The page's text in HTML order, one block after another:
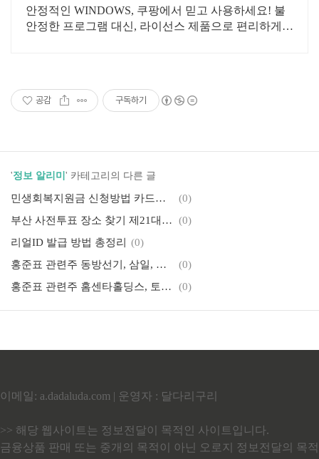
안정적인 WINDOWS, 쿠팡에서 믿고 사용하세요! 불
안정한 프로그램 대신, 라이선스 제품으로 편리하게
공감 구독하기
'정보 알리미 ' 카테고리의 다른 글
민생회복지원금 신청방법 카드사 및 은행 앱
(0)
부산 사전투표 장소 찾기 제21대 대통령선거 투표합시다
(0)
리얼ID 발급 방법 총정리
(0)
홍준표 관련주 동방선기, 삼일, 휴림에이텍 전망
(0)
홍준표 관련주 홈센타홀딩스, 토탈소프트, 세우글로벌 전망
(0)
이메일: a.dadaluda.com | 운영자 : 달다리구리
>> 해당 웹사이트는 정보전달이 목적인 사이트입니다.
금융상품 판매 또는 중개의 목적이 아닌 오로지 정보전달의 목적